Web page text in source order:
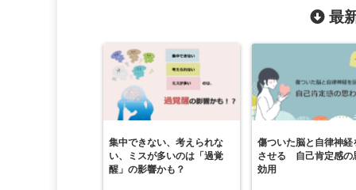
最
集中できない、考えられな
い、ミスが多いのは「過覚
醒」の影響かも？
傷ついた脳と自律神経
させる 自己肯定感の
効用